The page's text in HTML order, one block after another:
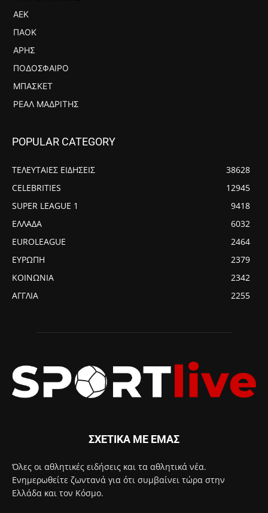
ΑΕΚ
ΠΑΟΚ
ΆΡΗΣ
ΠΟΔΌΣΦΑΙΡΟ
ΜΠΆΣΚΕΤ
ΡΕΆΛ ΜΑΔΡΊΤΗΣ
POPULAR CATEGORY
ΤΕΛΕΥΤΑΙΕΣ ΕΙΔΗΣΕΙΣ
38628
CELEBRITIES
12945
SUPER LEAGUE 1
9418
ΕΛΛΑΔΑ
6032
EUROLEAGUE
2464
ΕΥΡΩΠΗ
2379
ΚΟΙΝΩΝΙΑ
2342
ΑΓΓΛΙΑ
2255
ΣΧΕΤΙΚΑ ΜΕ ΕΜΑΣ
Όλες οι αθλητικές ειδήσεις και τα αθλητικά νέα.
Ενημερωθείτε ζωντανά για ότι συμβαίνει τώρα στην
Ελλάδα και τον Κόσμο.